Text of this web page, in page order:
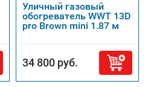
Уличный газовый
обогреватель WWT 13D
pro Brown mini 1.87 м
34 800 руб.